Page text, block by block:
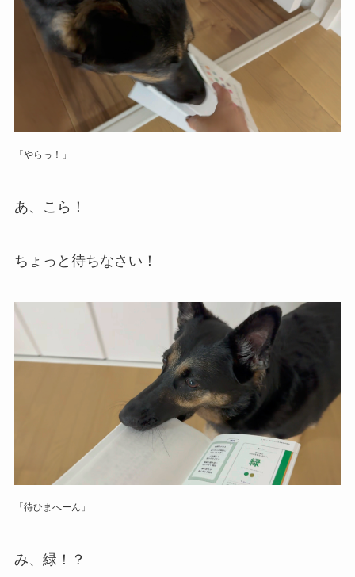
「やらっ！」
あ、こら！
ちょっと待ちなさい！
「待ひまへーん」
み、緑！？